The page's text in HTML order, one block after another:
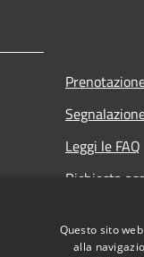
Leggi le FAQ
Richiesta
Questo sito
alla